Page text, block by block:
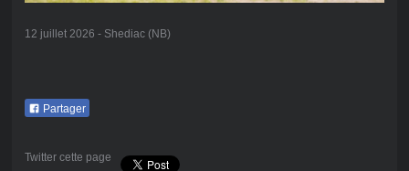
12 juillet 2026 - Shediac (NB)
Partager
Twitter cette page